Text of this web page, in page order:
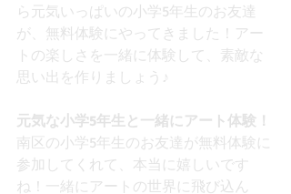
ら元気いっぱいの小学5年生のお友達
が、無料体験にやってきました！アー
トの楽しさを一緒に体験して、素敵な
思い出を作りましょう♪
元気な小学5年生と一緒にアート体験！
南区の小学5年生のお友達が無料体験に
参加してくれて、本当に嬉しいです
ね！一緒にアートの世界に飛び込ん